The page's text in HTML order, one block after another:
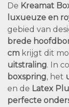
De Kreamat
luxueuze en
gebied van
brede
cm krijgt dit
uitstraling. In
boxspring, het
en de Latex
perfecte